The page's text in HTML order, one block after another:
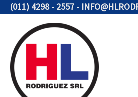
contenido
(011) 4298 - 2557 -